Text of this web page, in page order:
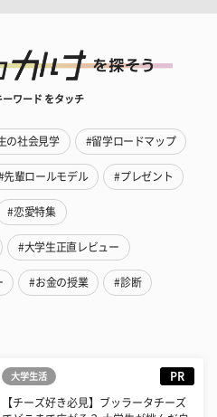
ーワード をタッチ
の社会見学 #留学ロードマップ
先輩ロールモデル #プレゼント
#恋愛特集
#大学生正直レビュー
#お金の授業 #診断
大学生活 PR
【チーズ好き必見】ブッラータチーズ